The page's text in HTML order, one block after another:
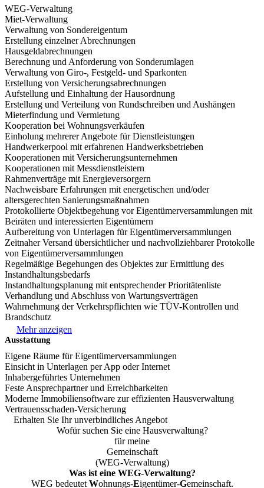
WEG-Verwaltung
Miet-Verwaltung
Verwaltung von Sondereigentum
Erstellung einzelner Abrechnungen
Hausgeldabrechnungen
Berechnung und Anforderung von Sonderumlagen
Verwaltung von Giro-, Festgeld- und Sparkonten
Erstellung von Versicherungsabrechnungen
Aufstellung und Einhaltung der Hausordnung
Erstellung und Verteilung von Rundschreiben und Aushängen
Mieterfindung und Vermietung
Kooperation bei Wohnungsverkäufen
Einholung mehrerer Angebote für Dienstleistungen
Handwerkerpool mit erfahrenen Handwerksbetrieben
Kooperationen mit Versicherungsunternehmen
Kooperationen mit Messdienstleistern
Rahmenverträge mit Energieversorgern
Nachweisbare Erfahrungen mit energetischen und/oder
altersgerechten Sanierungsmaßnahmen
Protokollierte Objektbegehung vor Eigentümerversammlungen mit
Beiräten und interessierten Eigentümern
Aufbereitung von Unterlagen für Eigentümerversammlungen
Zeitnaher Versand übersichtlicher und nachvollziehbarer Protokolle
von Eigentümerversammlungen
Regelmäßige Begehungen des Objektes zur Ermittlung des
Instandhaltungsbedarfs
Instandhaltungsplanung mit entsprechender Prioritätenliste
Verhandlung und Abschluss von Wartungsverträgen
Wahrnehmung der Verkehrspflichten wie TÜV-Kontrollen und
Brandschutz
Mehr anzeigen
Ausstattung
Eigene Räume für Eigentümerversammlungen
Einsicht in Unterlagen per App oder Internet
Inhabergeführtes Unternehmen
Feste Ansprechpartner und Erreichbarkeiten
Moderne Immobiliensoftware zur effizienten Hausverwaltung
Vertrauensschaden-Versicherung
Erhalten Sie Ihr unverbindliches Angebot
Wofür suchen Sie eine Hausverwaltung?
für meine
Gemeinschaft
(WEG-Verwaltung)
Was ist eine WEG-Verwaltung?
WEG bedeutet Wohnungs-Eigentümer-Gemeinschaft.